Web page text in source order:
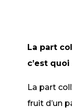
La part
c’est quoi
La part
fruit d’un